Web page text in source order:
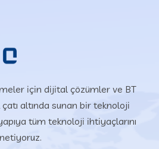
için dijital çözümler ve BT
altında sunan bir teknoloji
tüm teknoloji ihtiyaçlarını